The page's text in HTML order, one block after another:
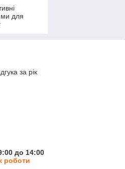
Продаємо гуртом і
для
за рік
до 14:00
роботи